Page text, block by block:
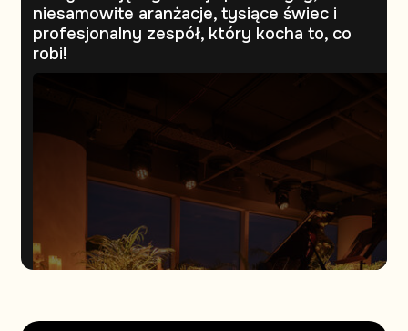
niesamowite aranżacje, tysiące świec i
profesjonalny zespół, który kocha to, co
robi!